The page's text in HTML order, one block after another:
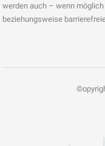
werden auch – wenn
beziehungsweise